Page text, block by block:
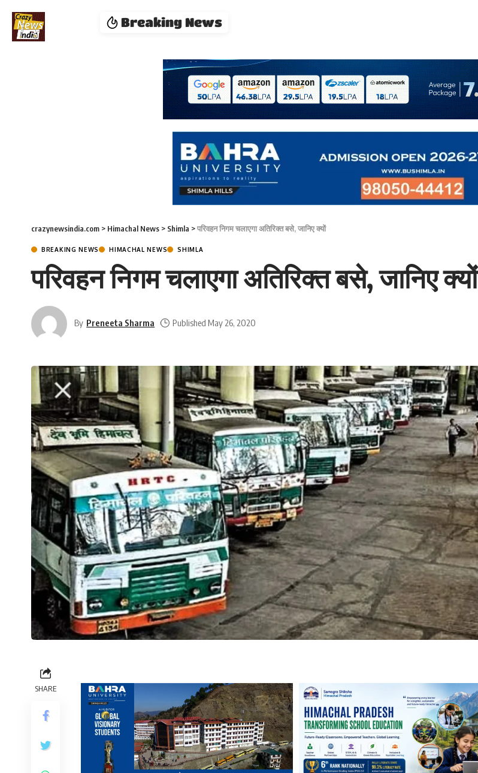
Breaking News
crazynewsindia.com > Himachal News > Shimla >परिवहन निगम चलाएगा अतिरिक्त बसे, जानिए क्यों
BREAKING NEWS HIMACHAL NEWS SHIMLA
परिवहन निगम चलाएगा अतिरिक्त बसे, जानिए क्यों
By Preneeta Sharma Published May 26, 2020
SHARE